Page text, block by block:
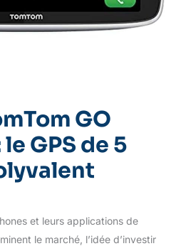
GO
GPS de 5
et leurs applications de
le marché, l’idée d’investir